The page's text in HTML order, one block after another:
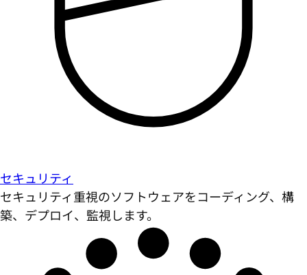
セキュリティ
セキュリティ重視のソフトウェアをコーディング、構
築、デプロイ、監視します。